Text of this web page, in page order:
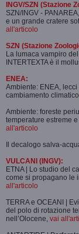
INGV/SZN (Stazione
SZN/INGV -
e un grande cratere
all'articolo
SZN (Stazione
La lumaca vampiro
INTERTEXTA è il
ENEA:
Ambiente: ENEA,
cambiamento
Ambiente: foreste
temperature estreme
all'articolo
Il decalogo salva-
VULCANI (INGV):
ETNA | Lo studio del
come si propagano le
all'articolo
TERRA e OCEANI |
del polo di rotazione
nell’Olocene, vai